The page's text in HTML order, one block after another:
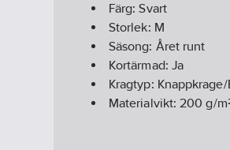
Färg:Svart
Storlek: M
Säsong: Året runt
Kortärmad: Ja
Kragtyp:
Materialvikt:200 g/